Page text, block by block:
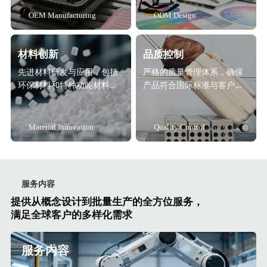
OEM Manufacturing ODM Design
材料创新
先进材料研发与应用，包括
环保材料和特种功能材料解
决方案。
Material Innovation
品质控制
严格的质量管理体系，确保
产品符合国际标准与客户要
Quality Control
服务内容
提供从概念设计到批量生产的全方位服务，
满足全球客户的多样化需求
服务内容